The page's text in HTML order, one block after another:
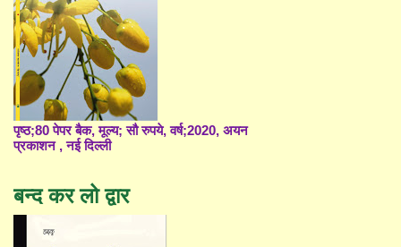
पृष्ठ;80 पेपर बैक, मूल्य; सौ रुपये, वर्ष;2020, अयन
प्रकाशन , नई दिल्ली
बन्द कर लो द्वार